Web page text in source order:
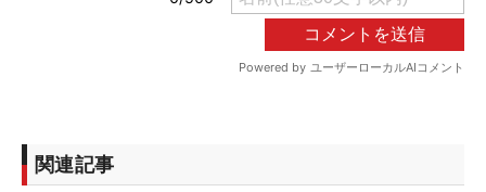
関連記事